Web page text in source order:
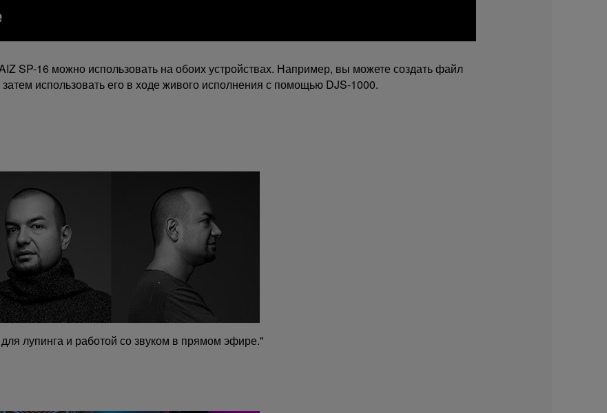
SP-16 можно использовать на обоих устройствах. Например, вы можете создать файл
использовать его в ходе живого исполнения с помощью DJS-1000.
лупинга и работой со звуком в прямом эфире."